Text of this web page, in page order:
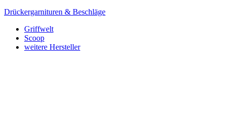
Drückergarnituren & Beschläge
Griffwelt
Scoop
weitere Hersteller